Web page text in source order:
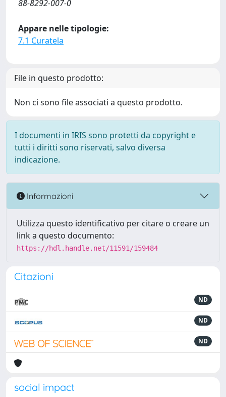
88-8292-007-0
Appare nelle tipologie:
7.1 Curatela
File in questo prodotto:
Non ci sono file associati a questo prodotto.
I documenti in IRIS sono protetti da copyright e
tutti i diritti sono riservati, salvo diversa
indicazione.
Informazioni
Utilizza questo identificativo per citare o creare un
link a questo documento:
https://hdl.handle.net/11591/159484
Citazioni
ND
ND
ND
social impact